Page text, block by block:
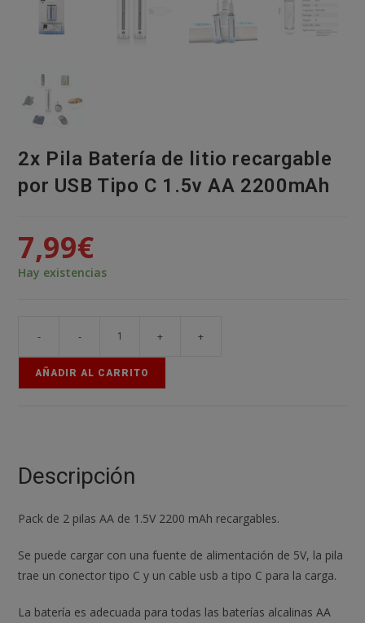
2x Pila Batería de litio recargable
por USB Tipo C 1.5v AA 2200mAh
7,99€
Hay existencias
-
AA
cantidad
- + +
AÑADIR AL CARRITO
Descripción
Pack de 2 pilas AA de 1.5V 2200 mAh recargables.
Se puede cargar con una fuente de alimentación de 5V, la pila
trae un conector tipo C y un cable usb a tipo C para la carga.
La batería es adecuada para todas las baterías alcalinas AA